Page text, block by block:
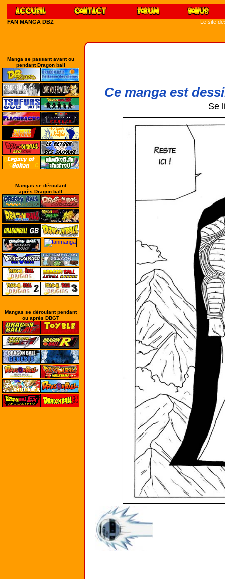
FAN MANGA DBZ Le site
Manga se passant avant ou
pendant Dragon ball
Mangas se déroulant
après Dragon ball
Mangas se déroulant pendant
ou après DBGT
Ce manga est
Se